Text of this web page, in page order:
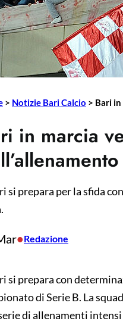
> Notizie Bari Calcio > Bari
in marcia
si prepara per la sfida
•Redazione
si prepara con
di Serie B. La
di allenamenti